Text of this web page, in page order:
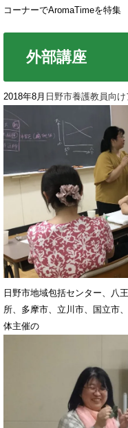
コーナーでAromaTimeを特集
外部講座
2018年8月 日野市養護教員向
日野市地域包括センター、八
所、多摩市、立川市、国立市
体主催の